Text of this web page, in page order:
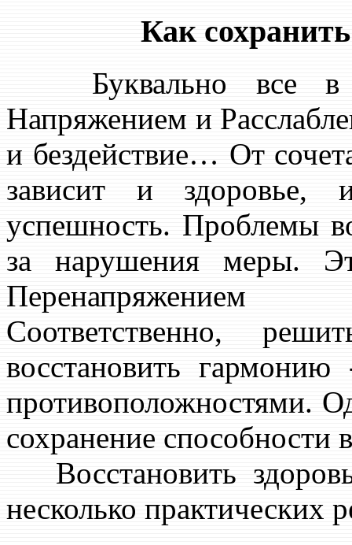
Как
Буквально все в
Напряжением и
и бездействие… От
зависит и
успешность. Проблемы
за нарушения меры.
Перенапряжением
Соответственно,
восстановить
противоположностями.
сохранение способности
Восстановить
несколько практических